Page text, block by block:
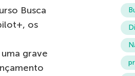
Busca
os
grave